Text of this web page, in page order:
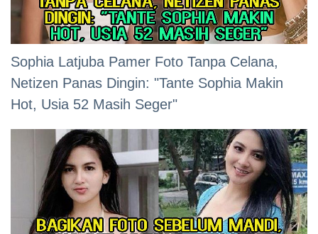
Sophia Latjuba Pamer Foto Tanpa Celana,
Netizen Panas Dingin: "Tante Sophia Makin
Hot, Usia 52 Masih Seger"